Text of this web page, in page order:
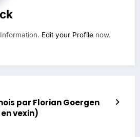
Edit your Profile now.
par Florian Goergen
vexin)